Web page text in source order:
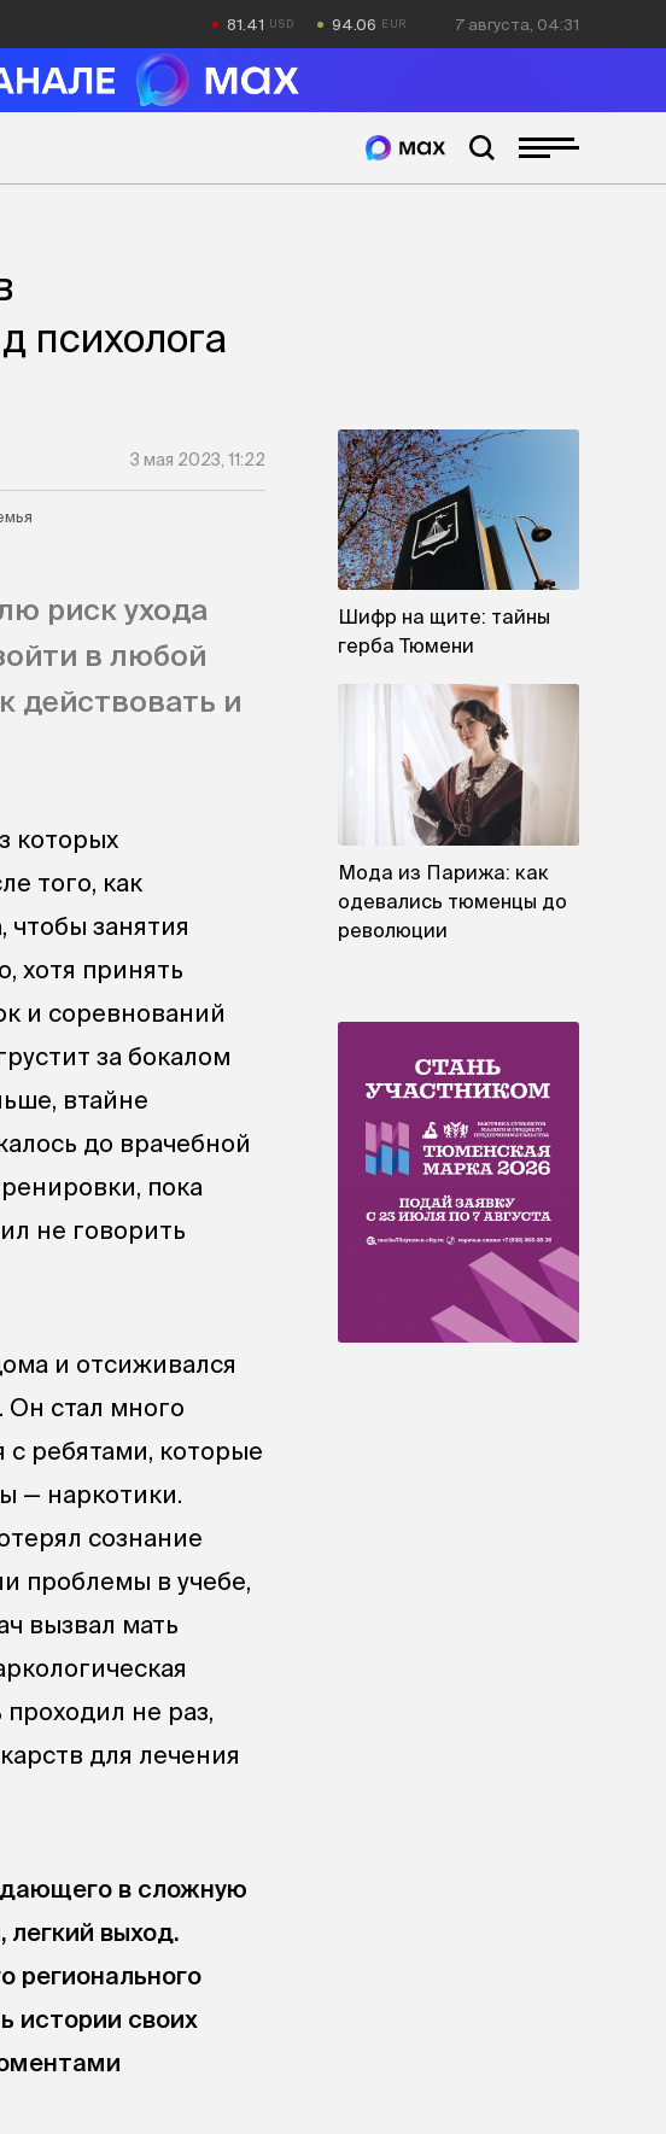
81.41 94.06 7 августа, 04:31
психолога
3 мая 2023, 11:22
риск ухода
в любой
действовать и
которых
того, как
чтобы занятия
хотя принять
и соревнований
за бокалом
втайне
до врачебной
пока
не говорить
и отсиживался
Он стал много
с ребятами, которые
— наркотики.
сознание
проблемы в учебе,
вызвал мать
не раз,
для лечения
в сложную
выход.
регионального
истории своих
Шифр на щите: тайны
герба Тюмени
Мода из Парижа: как
одевались тюменцы до
революции